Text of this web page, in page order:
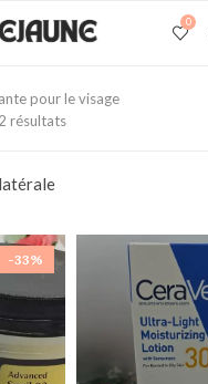
0
pour le visage
résultats
-33%